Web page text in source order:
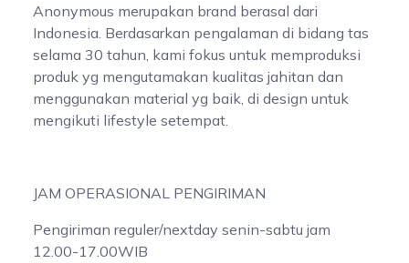
Anonymous merupakan brand berasal dari
Indonesia. Berdasarkan pengalaman di bidang tas
selama 30 tahun, kami fokus untuk memproduksi
produk yg mengutamakan kualitas jahitan dan
menggunakan material yg baik, di design untuk
mengikuti lifestyle setempat.
JAM OPERASIONAL PENGIRIMAN
Pengiriman reguler/nextday senin-sabtu jam
12.00-17.00WIB